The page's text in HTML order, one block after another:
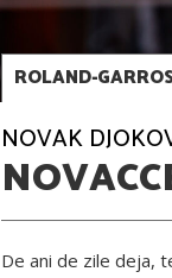
ROLAND-
NOVAK
De ani de zile deja,